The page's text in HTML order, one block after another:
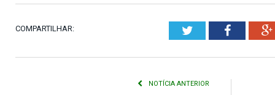
COMPARTILHAR: Twitter
NOTÍCIA ANTERIOR